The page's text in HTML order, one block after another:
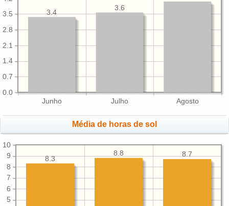
Junho Julho Agosto
0.0
0.7
1.4
2.1
2.8
3.5
3.6
3.4
Média de horas de sol
5
6
7
8
9
10
8.7
8.8
8.3